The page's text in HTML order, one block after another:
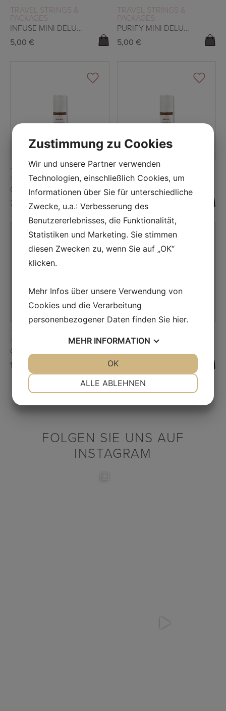
READ MORE
TRAVEL STRINGS &
PACKAGES
INFUSE MINI DELUXE 5ML
5,00 €
READ MORE
TRAVEL STRINGS &
PACKAGES
PURIFY MINI DELUXE 5ML
5,00 €
READ MORE
TRAVEL STRINGS &
PACKAGES
QUENCH MINI DELUXE 5ML
7,00 €
READ MORE
TRAVEL STRINGS &
PACKAGES
RESCUE MINI DELUXE 5ML
27,00€
17,00
PACKAGES
27,00
FOLGEN SIE UNS AUF
INSTAGRAM
Zustimmung zu Cookies
Wir und unsere Partner verwenden
Technologien, einschließlich Cookies, um
Informationen über Sie für unterschiedliche
Zwecke, u.a.: Verbesserung des
Benutzererlebnisses, die Funktionalität,
Statistiken und Marketing. Sie stimmen
diesen Zwecken zu, wenn Sie auf „OK“
klicken.
Mehr Infos über unsere Verwendung von
Cookies und die Verarbeitung
personenbezogener Daten finden Sie hier.
MEHR INFORMATION
ALLE ABLEHNEN
OK